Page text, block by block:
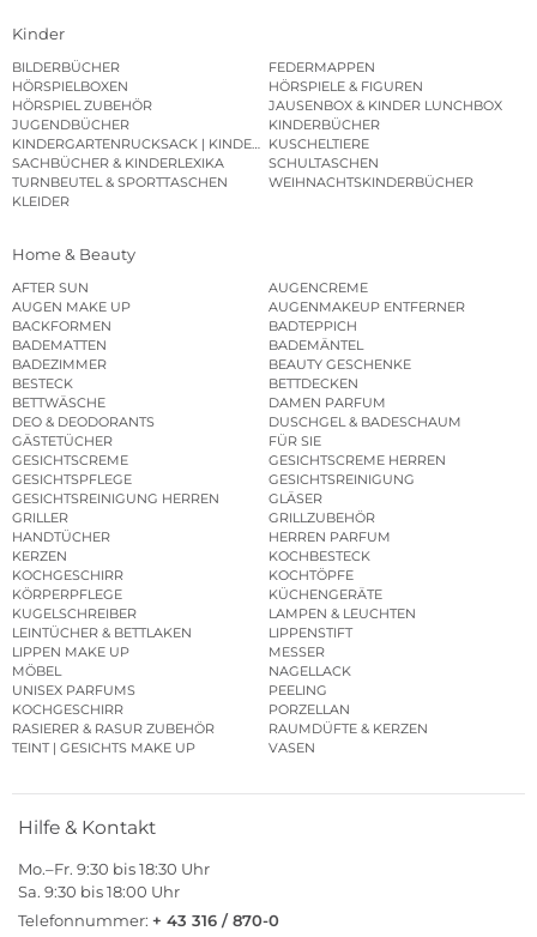
Kinder
BILDERBÜCHER
FEDERMAPPEN
HÖRSPIELBOXEN
HÖRSPIELE & FIGUREN
HÖRSPIEL ZUBEHÖR
JAUSENBOX & KINDER LUNCHBOX
JUGENDBÜCHER
KINDERBÜCHER
KINDERGARTENRUCKSACK | KINDERGARTENBEUTEL
KUSCHELTIERE
SACHBÜCHER & KINDERLEXIKA
SCHULTASCHEN
TURNBEUTEL & SPORTTASCHEN
WEIHNACHTSKINDERBÜCHER
KLEIDER
Home & Beauty
AFTER SUN
AUGENCREME
AUGEN MAKE UP
AUGENMAKEUP ENTFERNER
BACKFORMEN
BADTEPPICH
BADEMATTEN
BADEMÄNTEL
BADEZIMMER
BEAUTY GESCHENKE
BESTECK
BETTDECKEN
BETTWÄSCHE
DAMEN PARFUM
DEO & DEODORANTS
DUSCHGEL & BADESCHAUM
GÄSTETÜCHER
FÜR SIE
GESICHTSCREME
GESICHTSCREME HERREN
GESICHTSPFLEGE
GESICHTSREINIGUNG
GESICHTSREINIGUNG HERREN
GLÄSER
GRILLER
GRILLZUBEHÖR
HANDTÜCHER
HERREN PARFUM
KERZEN
KOCHBESTECK
KOCHGESCHIRR
KOCHTÖPFE
KÖRPERPFLEGE
KÜCHENGERÄTE
KUGELSCHREIBER
LAMPEN & LEUCHTEN
LEINTÜCHER & BETTLAKEN
LIPPENSTIFT
LIPPEN MAKE UP
MESSER
MÖBEL
NAGELLACK
UNISEX PARFUMS
PEELING
KOCHGESCHIRR
PORZELLAN
RASIERER & RASUR ZUBEHÖR
RAUMDÜFTE & KERZEN
TEINT | GESICHTS MAKE UP
VASEN
Hilfe & Kontakt
Mo.–Fr. 9:30 bis 18:30 Uhr
Sa. 9:30 bis 18:00 Uhr
Telefonnummer: + 43 316 / 870-0